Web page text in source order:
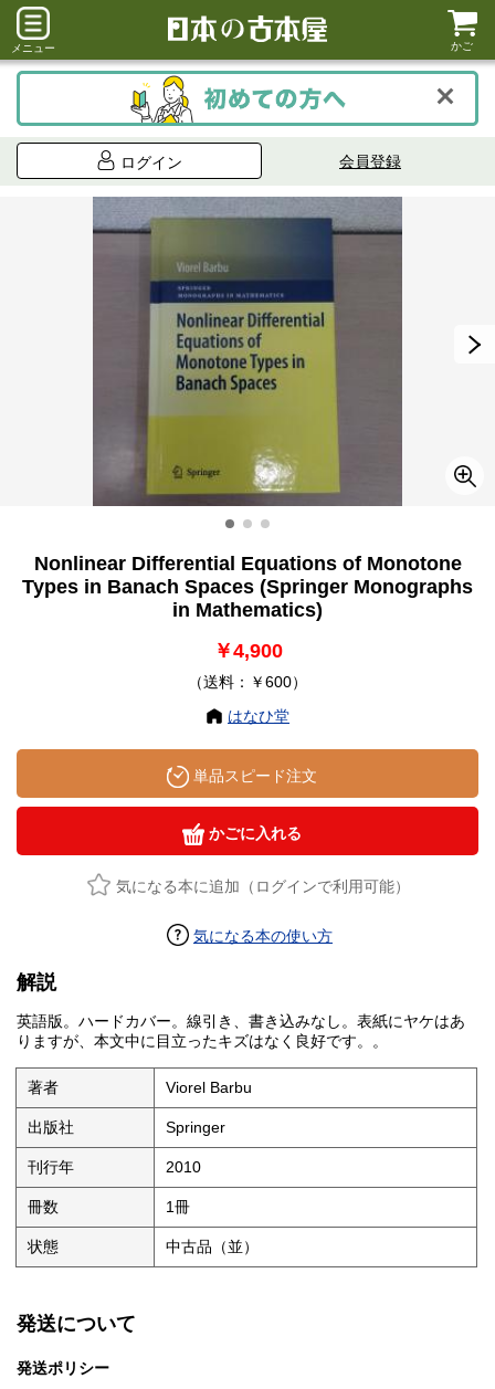
メニュー かご
ログイン 会員登録
Nonlinear Differential Equations of Monotone
Types in Banach Spaces (Springer Monographs
in Mathematics)
￥4,900
（送料：￥600）
はなひ堂
単品スピード注文
かごに入れる
気になる本に追加（ログインで利用可能）
気になる本の使い方
解説
英語版。ハードカバー。線引き、書き込みなし。表紙にヤケはあ
りますが、本文中に目立ったキズはなく良好です。。
著者 Viorel Barbu
出版社 Springer
刊行年 2010
冊数 1冊
状態 中古品（並）
発送について
発送ポリシー